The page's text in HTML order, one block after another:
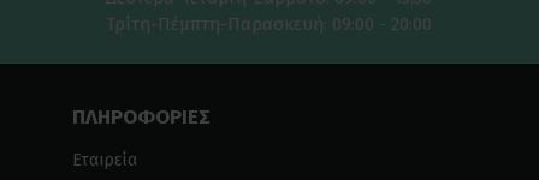
Τρίτη-Πέμπτη-Παρασκευή: 09:00 - 20:00
ΠΛΗΡΟΦΟΡΙΕΣ
Εταιρεία